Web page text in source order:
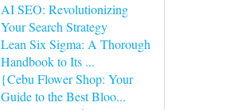
AI SEO: Revolutionizing
Your Search Strategy
Lean Six Sigma: A Thorough
Handbook to Its ...
{Cebu Flower Shop: Your
Guide to the Best Bloo...